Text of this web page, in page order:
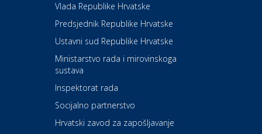
Kultura i edukacija
Kazalište Kerempuh
Kultura i edukacija
Kazalište ZKM
Auto-moto i tehnika
Vlada Republike Hrvatske
Predsjednik Republike Hrvatske
Ustavni sud Republike Hrvatske
Ministarstvo rada i mirovinskoga
sustava
Inspektorat rada
Socijalno partnerstvo
Hrvatski zavod za zapošljavanje